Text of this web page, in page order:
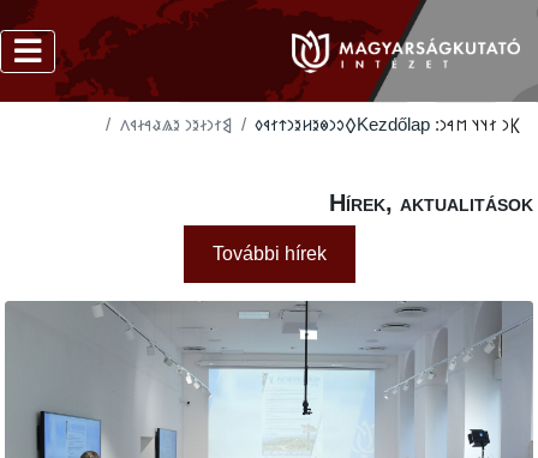
𐲞𐳙
Kezdőlap
‮𐲓𐳛𐳙𐳌𐳉𐳢𐳉𐳙𐳄𐳐𐳁𐳓
‮𐲘𐳐𐳙𐳇𐳉𐳙 𐳉𐳖𐳟𐳀𐳇𐳁𐳤
Hírek,
További hírek